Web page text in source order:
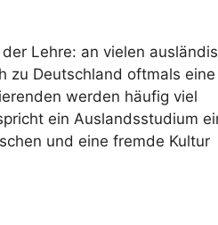
Lehre: an vielen
zu Deutschland oftmals eine
werden häufig viel
ein Auslandsstudium
und eine fremde Kultur